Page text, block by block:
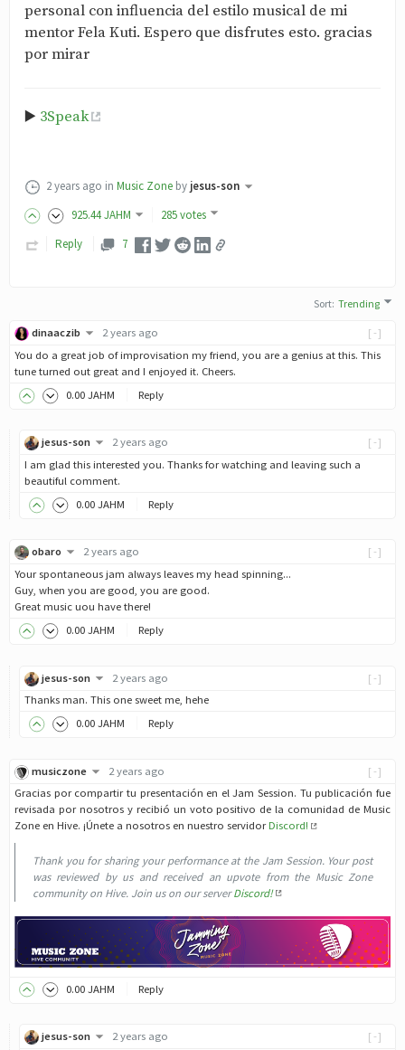
personal con influencia del estilo musical de mi
mentor Fela Kuti. Espero que disfrutes esto. gracias
por mirar
▶️ 3Speak
2 years ago in Music Zone by jesus-son
925.44JAHM
285 votes
Reply
7
Sort:Trending
[-]
dinaaczib
2 years ago
You do a great job of improvisation my friend, you are a genius at this. This
tune turned out great and I enjoyed it. Cheers.
0.00 JAHM Reply
[-]
jesus-son
2 years ago
I am glad this interested you. Thanks for watching and leaving such a
beautiful comment.
0.00 JAHM Reply
[-]
obaro
2 years ago
Your spontaneous jam always leaves my head spinning...
Guy, when you are good, you are good.
Great music uou have there!
0.00 JAHM Reply
[-]
jesus-son
2 years ago
Thanks man. This one sweet me, hehe
0.00 JAHM Reply
[-]
musiczone
2 years ago
Gracias por compartir tu presentación en el Jam Session. Tu publicación fue
revisada por nosotros y recibió un voto positivo de la comunidad de Music
Zone en Hive. ¡Únete a nosotros en nuestro servidorDiscord!
Thank you for sharing your performance at the Jam Session. Your post
was reviewed by us and received an upvote from the Music Zone
community on Hive. Join us on our serverDiscord!
0.00 JAHM Reply
[-]
jesus-son
2 years ago